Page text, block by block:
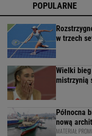
POPULARNE
w trzech
Wielki
mistrzynią
Północna
nową
MATERIAŁ